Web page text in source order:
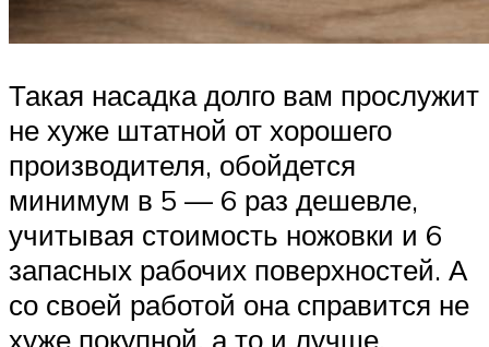
Такая насадка долго вам прослужит
не хуже штатной от хорошего
производителя, обойдется
минимум в 5 — 6 раз дешевле,
учитывая стоимость ножовки и 6
запасных рабочих поверхностей. А
со своей работой она справится не
хуже покупной, а то и лучше.